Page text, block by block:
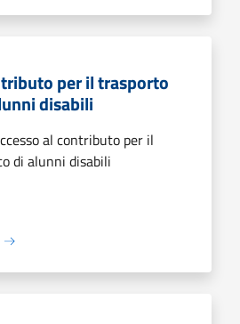
per il trasporto
disabili
al contributo per il
di alunni disabili